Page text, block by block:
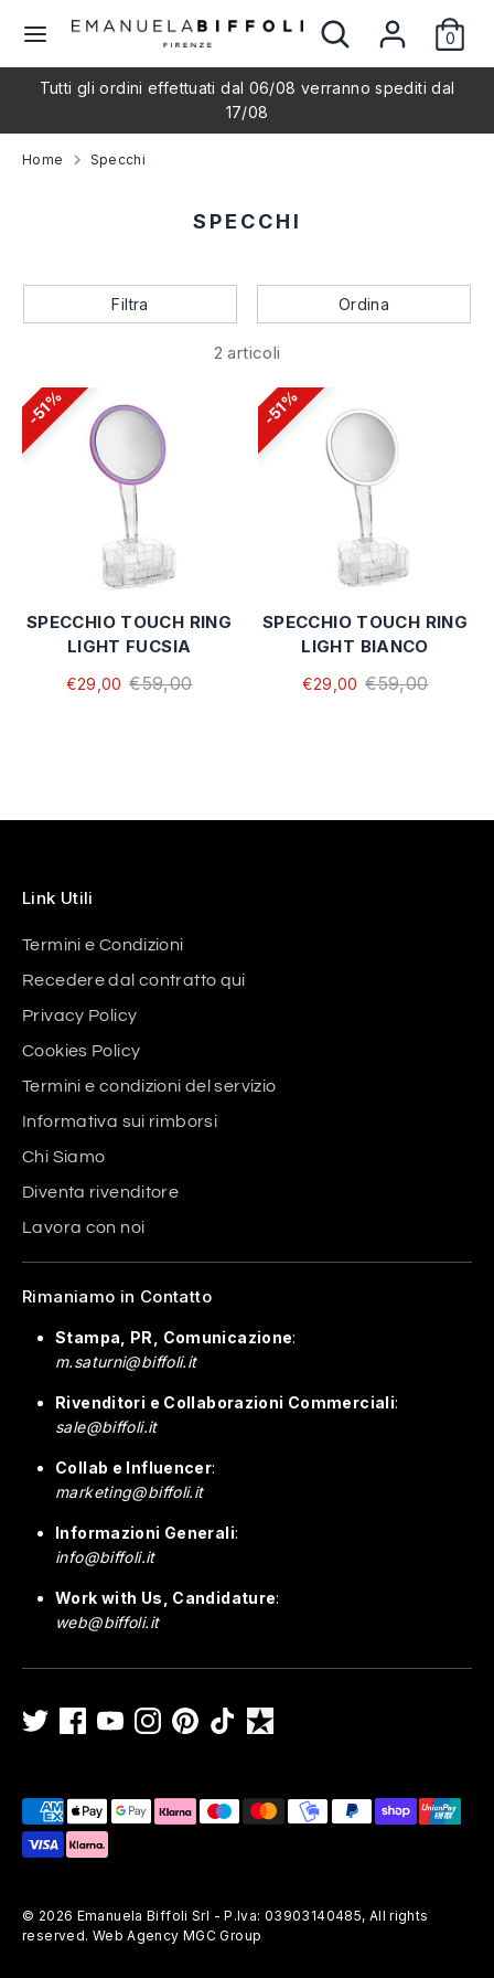
Cerca
Cerca
nostro
negozio
0
L
n
a
nel
nostro
Tutti gli ordini effettuati dal 06/08 verranno spediti dal
17/08
Home Specchi
SPECCHI
Filtra Ordina
2 articoli
51%
SPECCHIO TOUCH RING
LIGHT FUCSIA
€29,00 €59,00
51%
SPECCHIO TOUCH RING
LIGHT BIANCO
€29,00 €59,00
Link Utili
Termini e Condizioni
Recedere dal contratto qui
Privacy Policy
Cookies Policy
Termini e condizioni del servizio
Informativa sui rimborsi
Chi Siamo
Diventa rivenditore
Lavora con noi
Rimaniamo in Contatto
Stampa, PR, Comunicazione:
m.saturni@biffoli.it
Rivenditori e Collaborazioni Commerciali:
sale@biffoli.it
Collab e Influencer:
marketing@biffoli.it
Informazioni Generali:
info@biffoli.it
Work with Us, Candidature:
web@biffoli.it
© 2026 Emanuela Biffoli Srl - P.Iva: 03903140485, All rights
reserved. Web Agency MGC Group
Metodi
di
pagamento